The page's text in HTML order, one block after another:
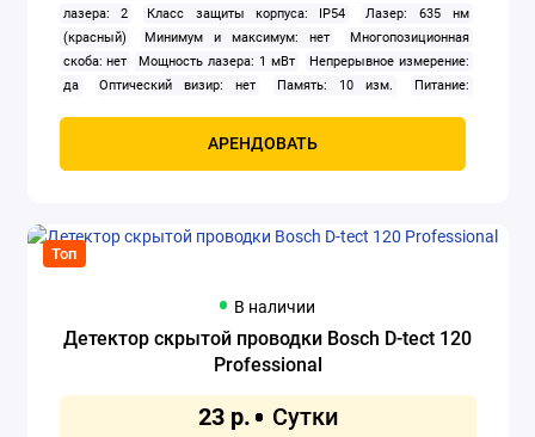
лазера: 2
Класс защиты корпуса: IP54
Лазер: 635 нм
(красный)
Минимум и максимум: нет
Многопозиционная
скоба: нет
Мощность лазера: 1 мВт
Непрерывное измерение:
да
Оптический визир: нет Память: 10 изм.
Питание:
АРЕНДОВАТЬ
Топ
В наличии
Детектор скрытой проводки Bosch D-tect 120
Professional
23 р.